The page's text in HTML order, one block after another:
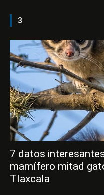
3
7 datos
mamífero mitad
Tlaxcala